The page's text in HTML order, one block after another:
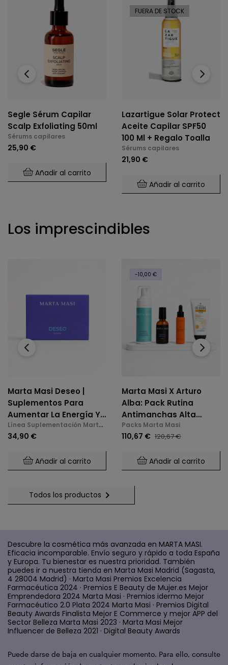
Segle Sérum Capilar
Scalp Exfoliating 50ml
Sérums capilares
25,90 €
Añadir al carrito
FUERA DE STOCK
Lazartigue Solar Protect
Aceite Capilar SPF50
100 Ml + Regalo Toalla
Sérums capilares
21,90 €
Añadir al carrito
‹ ›
Los imprescindibles
Marta Masi Deseo |
Suplementos Para
Aumentar La Energía Y
La Libido En La
Menopausia
Línea Suplementación Marta
Masi
34,90 €
Añadir al carrito
-10,00 €
Marta Masi X Arturo
Alba: Pack Rutina
Antimanchas Alta
Potencia
Packs Marta Masi
110,67 € 120,67 €
Añadir al carrito
‹ ›
Todos los productos 
Descubre la cosmética más avanzada en MARTA MASI.
Eficacia incomparable. Envío seguro y rápido a toda España
y Europa. Tu bienestar es nuestra prioridad. También
puedes ir a nuestra tienda en Marta Masi Madrid (Sagasta,
4 28004 Madrid) · Marta Masi Premios Excelencia
Farmacéutica 2024 · Premios E Beauty de Mujer.es Mejor
Emprendedora 2024 Marta Masi · Premios idermo Mejor
Farmacéutico 2.0 Plata 2024 Marta Masi · Premios Digital
Beauty Awards Finalista Mejor E Commerce y mejor APP del
Sector Belleza Marta Masi 2023 · Marta Masi Mejor
Influencer de Belleza 2021 · Digital Beauty Awards
Puede darse de baja en cualquier momento. Para ello, consulte